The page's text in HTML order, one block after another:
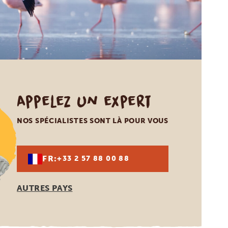
Appelez un expert
NOS SPÉCIALISTES SONT LÀ POUR VOUS
FR:+33 2 57 88 00 88
AUTRES PAYS